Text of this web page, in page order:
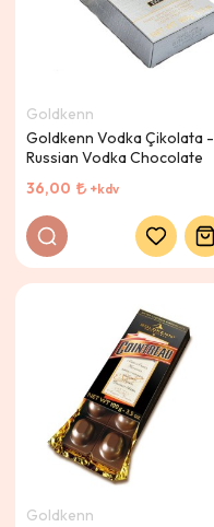
Goldkenn
Goldkenn Vodka Çikolata -
Russian Vodka Chocolate
36,00
+kdv
Goldkenn